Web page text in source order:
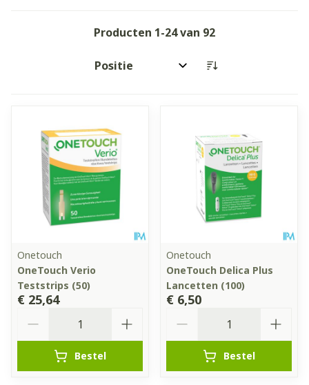
Producten 1-24van 92
Sorteer op:
Onetouch
OneTouch Verio
Teststrips (50)
€ 25,64
Bestel
Onetouch
OneTouch Delica Plus
Lancetten (100)
€ 6,50
Bestel